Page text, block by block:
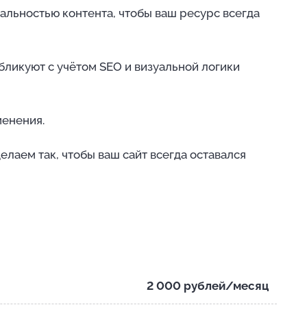
контента, чтобы ваш ресурс всегда
с учётом SEO и визуальной логики
так, чтобы ваш сайт всегда оставался
2 000 рублей/месяц